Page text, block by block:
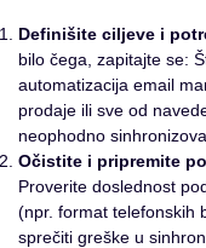
Definišite ciljeve i
bilo čega, zapitajte se:
automatizacija email
prodaje ili sve od
neophodno
Očistite i pripremite
Proverite doslednost
(npr. format telefonskih
sprečiti greške u